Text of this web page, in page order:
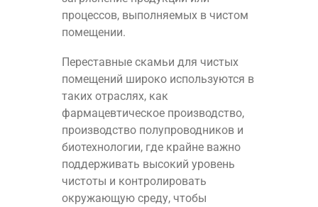
процессов, выполняемых в чистом
помещении.
Переставные скамьи для чистых
помещений широко используются в
таких отраслях, как
фармацевтическое производство,
производство полупроводников и
биотехнологии, где крайне важно
поддерживать высокий уровень
чистоты и контролировать
окружающую среду, чтобы